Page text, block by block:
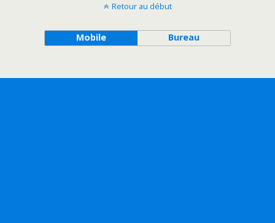
Retour au début
Mobile Bureau